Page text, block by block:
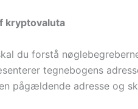
kryptovaluta
du forstå
tegnebogens
pågældende adresse og